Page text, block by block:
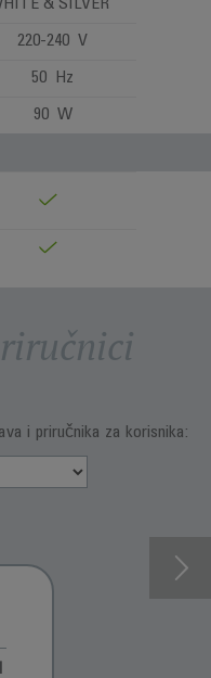
& SILVER
220-240 V
50 Hz
90 W
i priručnika za korisnika: